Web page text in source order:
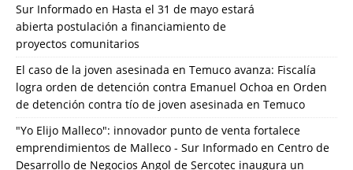
Sur Informado en Hasta el 31 de mayo estará
abierta postulación a financiamiento de
proyectos comunitarios
El caso de la joven asesinada en Temuco avanza: Fiscalía
logra orden de detención contra Emanuel Ochoa en Orden
de detención contra tío de joven asesinada en Temuco
"Yo Elijo Malleco": innovador punto de venta fortalece
emprendimientos de Malleco - Sur Informado en Centro de
Desarrollo de Negocios Angol de Sercotec inaugura un